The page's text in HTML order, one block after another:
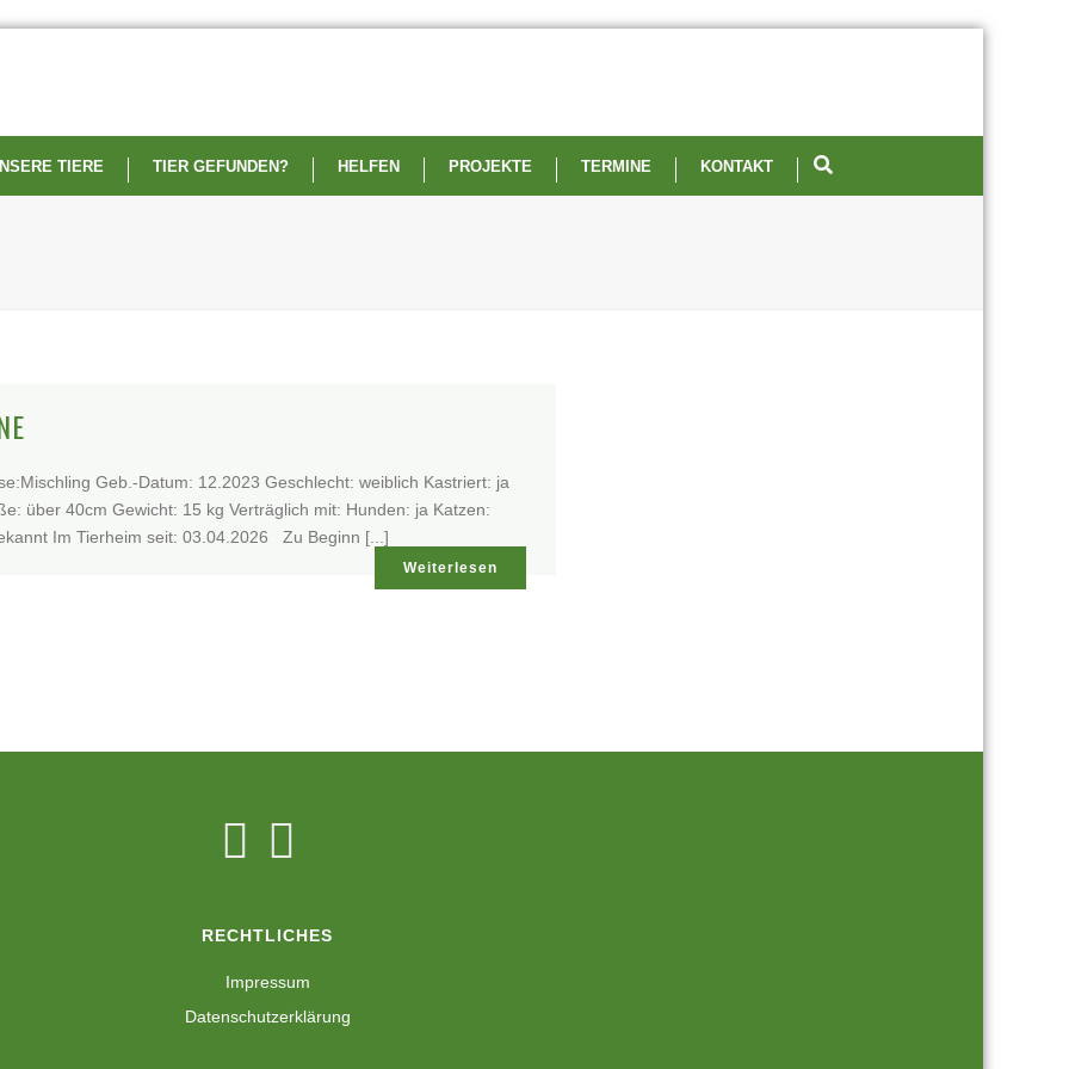
TIERE TIER GEFUNDEN? HELFEN PROJEKTE TERMINE KONTAKT
Geb.-Datum: 12.2023 Geschlecht: weiblich Kastriert: ja
über 40cm Gewicht: 15 kg Verträglich mit: Hunden: ja Katzen:
Im Tierheim seit: 03.04.2026 Zu Beginn [...]
Weiterlesen
RECHTLICHES
Impressum
Datenschutzerklärung